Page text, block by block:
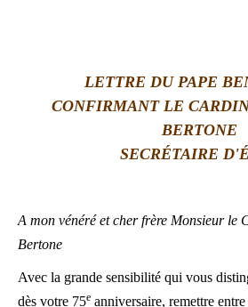
LETTRE DU PAPE
CONFIRMANT LE
BERTONE
SECRÉTAIRE D
A mon vénéré et cher frère Monsieur le
Bertone
Avec la grande sensibilité qui vous
dès votre 75e anniversaire, remettre